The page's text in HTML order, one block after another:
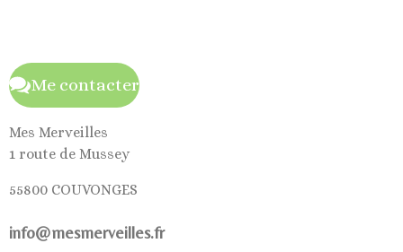
Me contacter
Mes Merveilles
1 route de Mussey
55800 COUVONGES
info@mesmerveilles.fr